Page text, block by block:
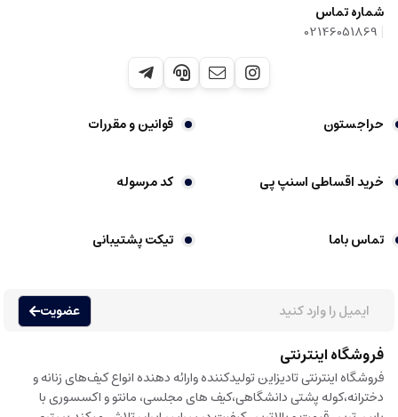
شماره تماس
|
02146051869
حراجستون قوانین و مقررات
خرید اقساطی اسنپ پی کد مرسوله
تماس باما تیکت پشتیبانی
عضویت
فروشگاه اینترنتی
فروشگاه اینترنتی تادیزاین تولیدکننده وارائه دهنده انواع کیف‌های زنانه و
دخترانه،کوله پشتی دانشگاهی،کیف های مجلسی، مانتو و اکسسوری با